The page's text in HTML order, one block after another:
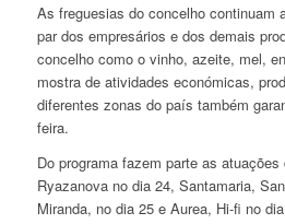
As freguesias do concelho continuam
par dos empresários e dos demais
concelho como o vinho, azeite, mel,
mostra de atividades económicas,
diferentes zonas do país também
feira.
Do programa fazem parte as
Ryazanova no dia 24, Santamaria,
Miranda, no dia 25 e Aurea, Hi-fi no